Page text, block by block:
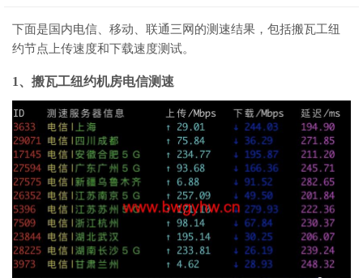
下面是国内电信、移动、联通三网的测速结果，包括搬瓦工纽
约节点上传速度和下载速度测试。
1、搬瓦工纽约机房电信测速